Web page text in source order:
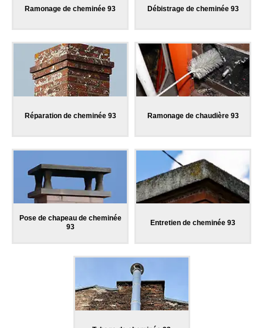
Ramonage de cheminée 93 Débistrage de cheminée 93
Réparation de cheminée 93 Ramonage de chaudière 93
Pose de chapeau de cheminée
93
Entretien de cheminée 93